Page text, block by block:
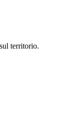
territorio.